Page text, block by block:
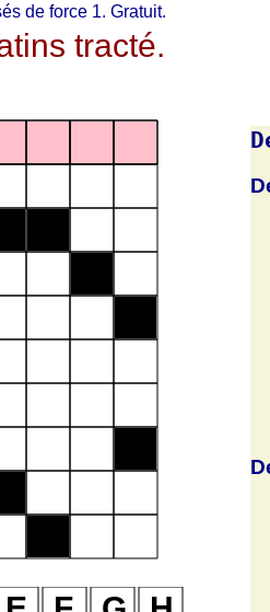
de force 1. Gratuit.
tracté.